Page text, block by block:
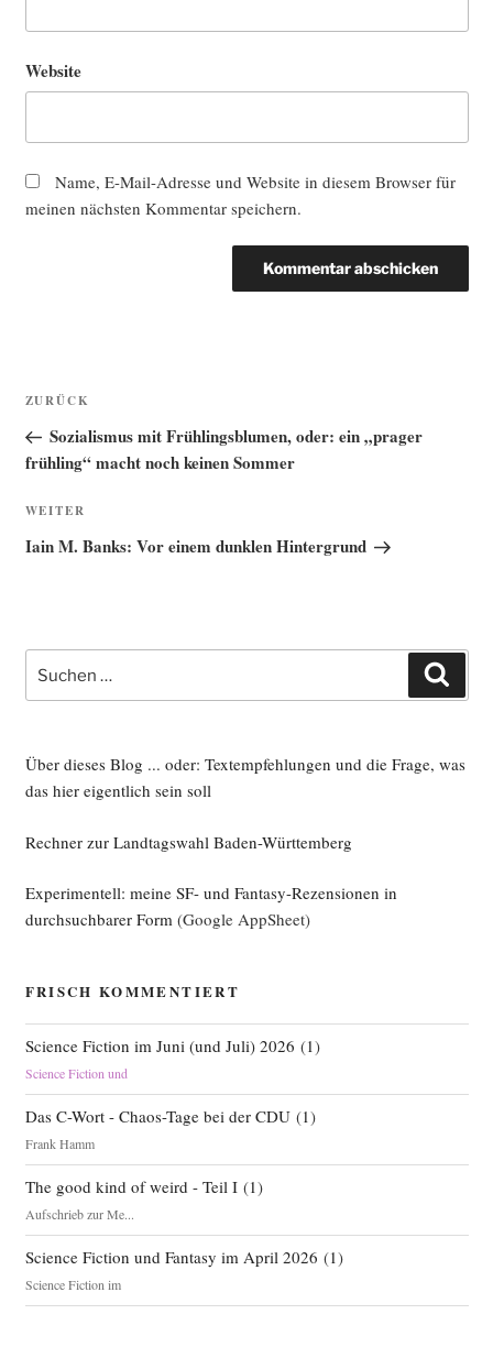
Website
Name, E-Mail-Adresse und Website in diesem Browser für
meinen nächsten Kommentar speichern.
Beitragsnavigation
Vorheriger
Beitrag
ZURÜCK
Sozialismus mit Frühlingsblumen, oder: ein „prager
frühling“ macht noch keinen Sommer
Nächster
Beitrag
WEITER
Iain M. Banks: Vor einem dunklen Hintergrund
nach:
Über dieses Blog ... oder: Textempfehlungen und die Frage, was
das hier eigentlich sein soll
Rechner zur Landtagswahl Baden-Württemberg
Experimentell: meine SF- und Fantasy-Rezensionen in
durchsuchbarer Form(Google AppSheet)
FRISCH KOMMENTIERT
Science Fiction im Juni (und Juli) 2026 (1)
Science Fiction und
Das C-Wort - Chaos-Tage bei der CDU(1)
Frank Hamm
The good kind of weird - Teil I(1)
Aufschrieb zur Me...
Science Fiction und Fantasy im April 2026 (1)
Science Fiction im